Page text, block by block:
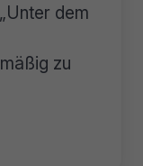
dem
zu